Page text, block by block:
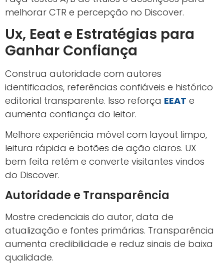
melhorar CTR e percepção no Discover.
Ux, Eeat e Estratégias para
Ganhar Confiança
Construa autoridade com autores
identificados, referências confiáveis e histórico
editorial transparente. Isso reforça EEAT e
aumenta confiança do leitor.
Melhore experiência móvel com layout limpo,
leitura rápida e botões de ação claros. UX
bem feita retém e converte visitantes vindos
do Discover.
Autoridade e Transparência
Mostre credenciais do autor, data de
atualização e fontes primárias. Transparência
aumenta credibilidade e reduz sinais de baixa
qualidade.